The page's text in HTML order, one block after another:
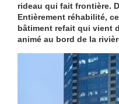
rideau qui fait frontière.
Entièrement réhabilité,
bâtiment refait qui vient
animé au bord de la